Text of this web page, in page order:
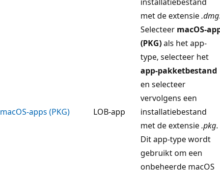
met de extensie.dmg
macOS-apps (PKG) LOB-app
Selecteer macOS-
(PKG)als het app-
type, selecteer het
app-pakketbestand
en selecteer
vervolgens een
installatiebestand
met de extensie.pkg.
Dit app-type wordt
gebruikt om een
onbeheerde macOS